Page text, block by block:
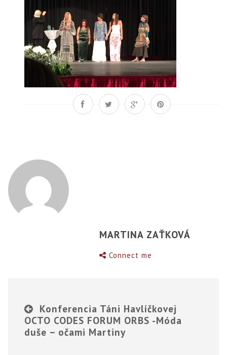
MARTINA ZAŤKOVÁ
Connect me
Konferencia Táni Havlíčkovej
OCTO CODES FORUM ORBS -Móda
duše – očami Martiny